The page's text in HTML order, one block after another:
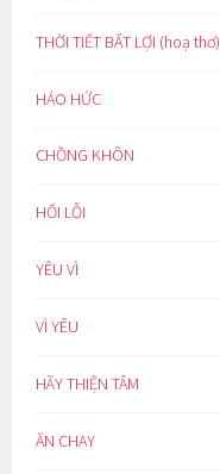
THỜI TIẾT BẤT LỢI (hoạ thơ)
HÁO HỨC
CHỒNG KHÔN
HỐI LỖI
YÊU VÌ
VÌ YÊU
HÃY THIỆN TÂM
ĂN CHAY